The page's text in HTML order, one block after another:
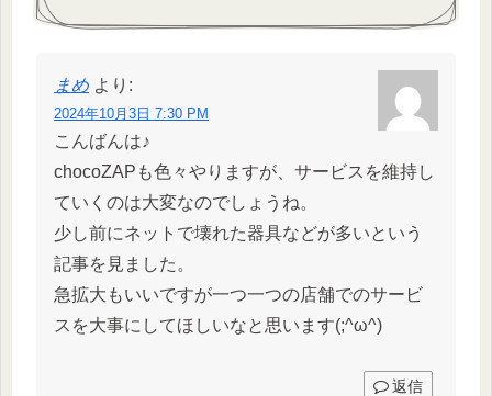
まめ より:
2024年10月3日 7:30 PM
こんばんは♪
chocoZAPも色々やりますが、サービスを維持し
ていくのは大変なのでしょうね。
少し前にネットで壊れた器具などが多いという
記事を見ました。
急拡大もいいですが一つ一つの店舗でのサービ
スを大事にしてほしいなと思います(;^ω^)
返信